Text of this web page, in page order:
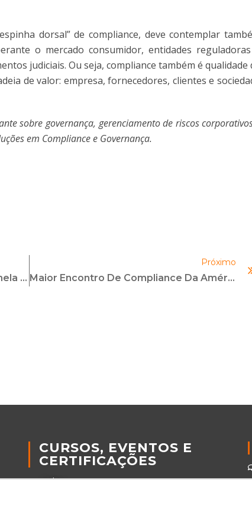
dorsal” de compliance, deve contemplar
o mercado consumidor, entidades
judiciais. Ou seja, compliance também é qualidade
de valor: empresa, fornecedores, clientes e
sobre governança, gerenciamento de riscos
em Compliance e Governança.
[Revista LEC] Canal De Denúncia: Janela Da Alma Do Negócio
Próximo
Maior Encontro De Compliance Da América Latina
CURSOS, EVENTOS E
CERTIFICAÇÕES
Online